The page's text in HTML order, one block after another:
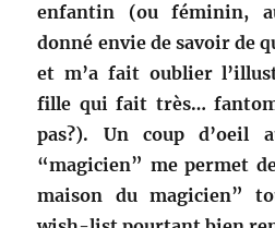
enfantin (ou féminin,
donné envie de savoir de
et m’a fait oublier
fille qui fait très…
pas?). Un coup
“magicien” me permet
maison du magicien”